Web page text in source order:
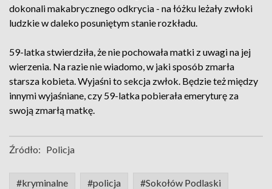
dokonali makabrycznego odkrycia - na łóżku leżały zwłoki
ludzkie w daleko posuniętym stanie rozkładu.
59-latka stwierdziła, że nie pochowała matki z uwagi na jej
wierzenia. Na razie nie wiadomo, w jaki sposób zmarła
starsza kobieta. Wyjaśni to sekcja zwłok. Będzie też między
innymi wyjaśniane, czy 59-latka pobierała emeryturę za
swoją zmarłą matkę.
Źródło: Policja
#kryminalne #policja #Sokołów Podlaski